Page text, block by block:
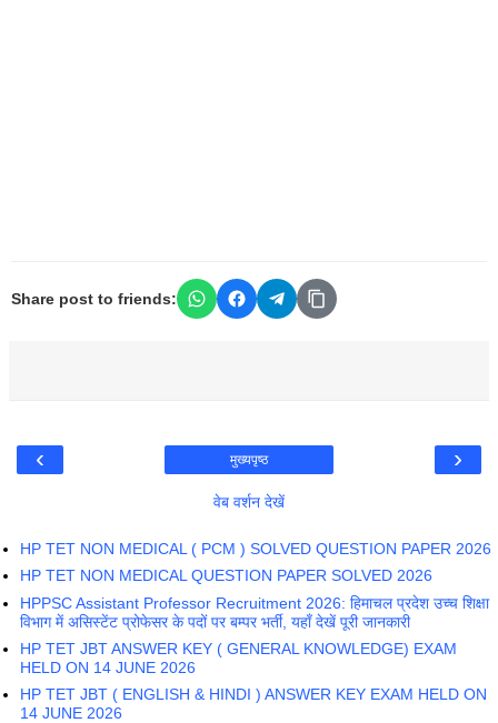
Share post to friends:
‹ ›
मुख्यपृष्ठ
वेब वर्शन देखें
HP TET NON MEDICAL ( PCM ) SOLVED QUESTION PAPER 2026
HP TET NON MEDICAL QUESTION PAPER SOLVED 2026
HPPSC Assistant Professor Recruitment 2026: हिमाचल प्रदेश उच्च शिक्षा
विभाग में असिस्टेंट प्रोफेसर के पदों पर बम्पर भर्ती, यहाँ देखें पूरी जानकारी
HP TET JBT ANSWER KEY ( GENERAL KNOWLEDGE) EXAM
HELD ON 14 JUNE 2026
HP TET JBT ( ENGLISH & HINDI ) ANSWER KEY EXAM HELD ON
14 JUNE 2026